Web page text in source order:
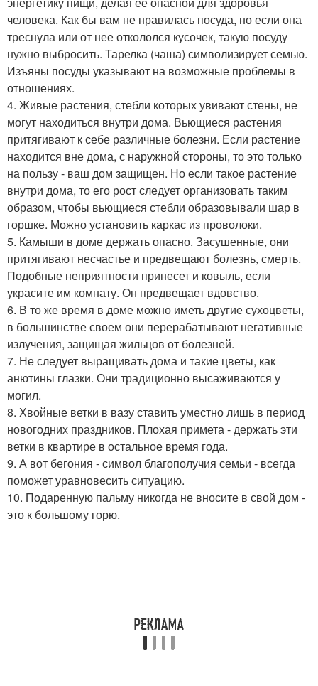
человека. Как бы вам не нравилась посуда, но если она
треснула или от нее откололся кусочек, такую посуду
нужно выбросить. Тарелка (чаша) символизирует семью.
Изъяны посуды указывают на возможные проблемы в
отношениях.
4. Живые растения, стебли которых увивают стены, не
могут находиться внутри дома. Вьющиеся растения
притягивают к себе различные болезни. Если растение
находится вне дома, с наружной стороны, то это только
на пользу - ваш дом защищен. Но если такое растение
внутри дома, то его рост следует организовать таким
образом, чтобы вьющиеся стебли образовывали шар в
горшке. Можно установить каркас из проволоки.
5. Камыши в доме держать опасно. Засушенные, они
притягивают несчастье и предвещают болезнь, смерть.
Подобные неприятности принесет и ковыль, если
украсите им комнату. Он предвещает вдовство.
6. В то же время в доме можно иметь другие сухоцветы,
в большинстве своем они перерабатывают негативные
излучения, защищая жильцов от болезней.
7. Не следует выращивать дома и такие цветы, как
анютины глазки. Они традиционно высаживаются у
могил.
8. Хвойные ветки в вазу ставить уместно лишь в период
новогодних праздников. Плохая примета - держать эти
ветки в квартире в остальное время года.
9. А вот бегония - символ благополучия семьи - всегда
поможет уравновесить ситуацию.
10. Подаренную пальму никогда не вносите в свой дом -
это к большому горю.